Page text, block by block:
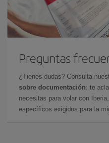
Preguntas
¿Tienes dudas? Consulta
sobre documentación: te
necesitas para volar con
específicos exigidos para la